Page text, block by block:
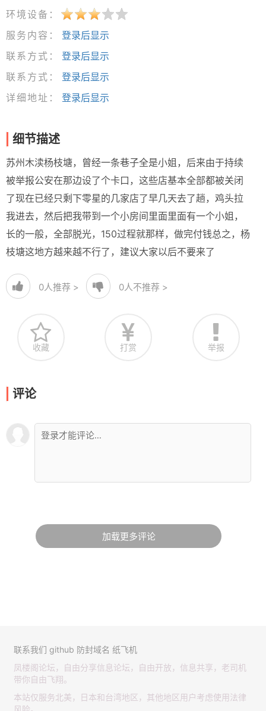
环境设备：
服务内容：
登录后显示
联系方式：
登录后显示
联系方式：
登录后显示
详细地址：
登录后显示
细节描述
苏州木渎杨枝塘，曾经一条巷子全是小姐，后来由于持续
被举报公安在那边设了个卡口，这些店基本全部都被关闭
了现在已经只剩下零星的几家店了早几天去了趟，鸡头拉
我进去，然后把我带到一个小房间里面里面有一个小姐，
长的一般，全部脱光，150过程就那样，做完付钱总之，杨
枝塘这地方越来越不行了，建议大家以后不要来了
0人推荐 > 0人不推荐 >
收藏 打赏 举报
评论
加载更多评论
联系我们 github 防封域名 纸飞机
凤楼阁论坛，自由分享信息论坛，自由开放，信息共享，老司机
带你自由飞翔。
本站仅服务北美，日本和台湾地区，其他地区用户考虑使用法律
风险。